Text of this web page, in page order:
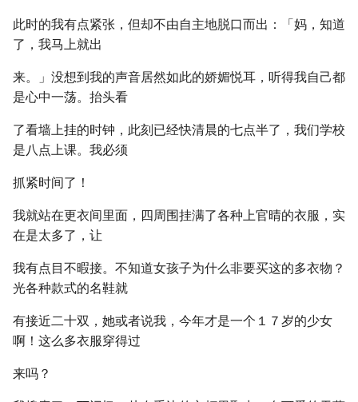
此时的我有点紧张，但却不由自主地脱口而出：「妈，知道
了，我马上就出
来。」没想到我的声音居然如此的娇媚悦耳，听得我自己都
是心中一荡。抬头看
了看墙上挂的时钟，此刻已经快清晨的七点半了，我们学校
是八点上课。我必须
抓紧时间了！
我就站在更衣间里面，四周围挂满了各种上官晴的衣服，实
在是太多了，让
我有点目不暇接。不知道女孩子为什么非要买这的多衣物？
光各种款式的名鞋就
有接近二十双，她或者说我，今年才是一个１７岁的少女
啊！这么多衣服穿得过
来吗？